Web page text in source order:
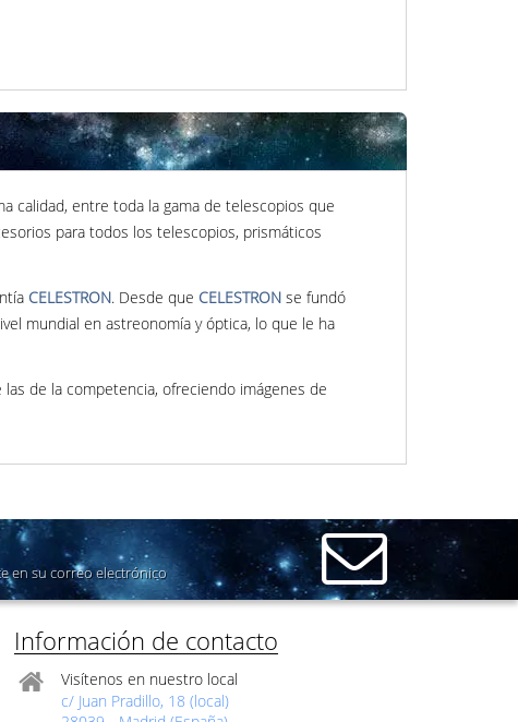
calidad, entre toda la gama de telescopios que
para todos los telescopios, prismáticos
CELESTRON. Desde que CELESTRON se fundó
mundial en astreonomía y óptica, lo que le ha
de la competencia, ofreciendo imágenes de
en su correo electrónico
Información de contacto
Visítenos en nuestro local
c/ Juan Pradillo, 18 (local)